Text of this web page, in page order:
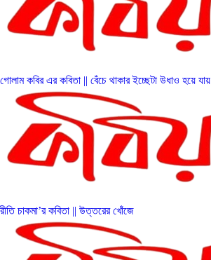
গোলাম কবির এর কবিতা || বেঁচে থাকার ইচ্ছেটা উধাও হয়ে যায়
রীতি চাকমা’র কবিতা || উত্তরের খোঁজে